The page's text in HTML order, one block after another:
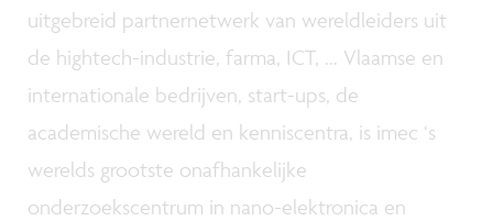
uitgebreid partnernetwerk van wereldleiders uit
de hightech-industrie, farma, ICT, ... Vlaamse en
internationale bedrijven, start-ups, de
academische wereld en kenniscentra, is imec ‘s
werelds grootste onafhankelijke
onderzoekscentrum in nano-elektronica en